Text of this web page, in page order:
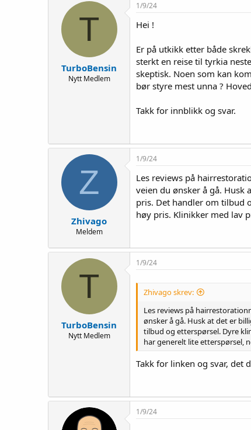
r
t
d
o
T
TurboBensin
Nytt Medlem
1/9/24
Hei !
Er på utkikk etter både
sterkt en reise til tyrkia
skeptisk. Noen som kan
bør styre mest unna ?
Takk for innblikk og svar.
Z
Zhivago
Meldem
1/9/24
Les reviews på
veien du ønsker å gå.
pris. Det handler om tilbud
høy pris. Klinikker med lav
T
TurboBensin
Nytt Medlem
1/9/24
Zhivago skrev:
Les reviews på
ønsker å gå. Husk at det er
tilbud og etterspørsel. Dyre
har generelt lite etterspørsel,
Takk for linken og svar, det
1/9/24